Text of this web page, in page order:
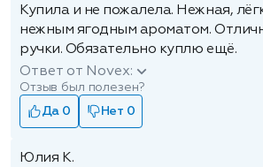
Купила и не пожалела. Нежная,
нежным ягодным ароматом.
ручки. Обязательно куплю ещё.
Ответ от Novex:
Отзыв был полезен?
Да 0
Нет 0
Юлия К.